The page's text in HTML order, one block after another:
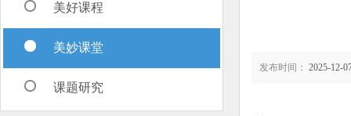
美好课程
美妙课堂
课题研究
发布时间： 2025-12-